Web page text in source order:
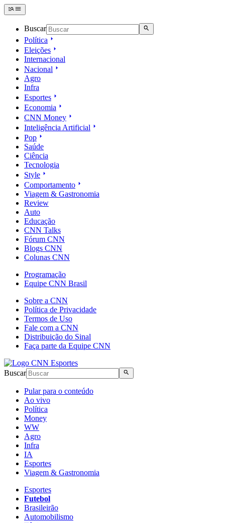
Buscar
Política
Eleições
Internacional
Nacional
Agro
Infra
Esportes
Economia
CNN Money
Inteligência Artificial
Pop
Saúde
Ciência
Tecnologia
Style
Comportamento
Viagem & Gastronomia
Review
Auto
Educação
CNN Talks
Fórum CNN
Blogs CNN
Colunas CNN
Programação
Equipe CNN Brasil
Sobre a CNN
Política de Privacidade
Termos de Uso
Fale com a CNN
Distribuição do Sinal
Faça parte da Equipe CNN
Buscar
Pular para o conteúdo
Ao vivo
Política
Money
WW
Agro
Infra
IA
Esportes
Viagem & Gastronomia
Esportes
Futebol
Brasileirão
Automobilismo